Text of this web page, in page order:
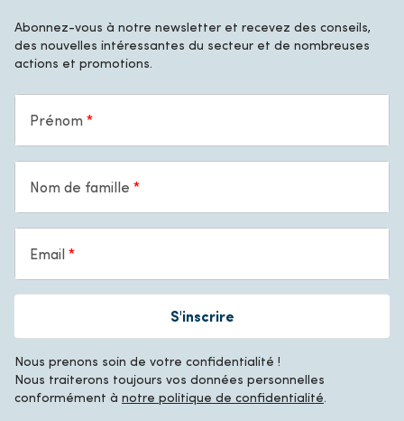
Abonnez-vous à notre newsletter et recevez des conseils,
des nouvelles intéressantes du secteur et de nombreuses
actions et promotions.
Prénom
Nom de famille
Email
S'inscrire
Nous prenons soin de votre confidentialité !
Nous traiterons toujours vos données personnelles
conformément à notre politique de confidentialité.